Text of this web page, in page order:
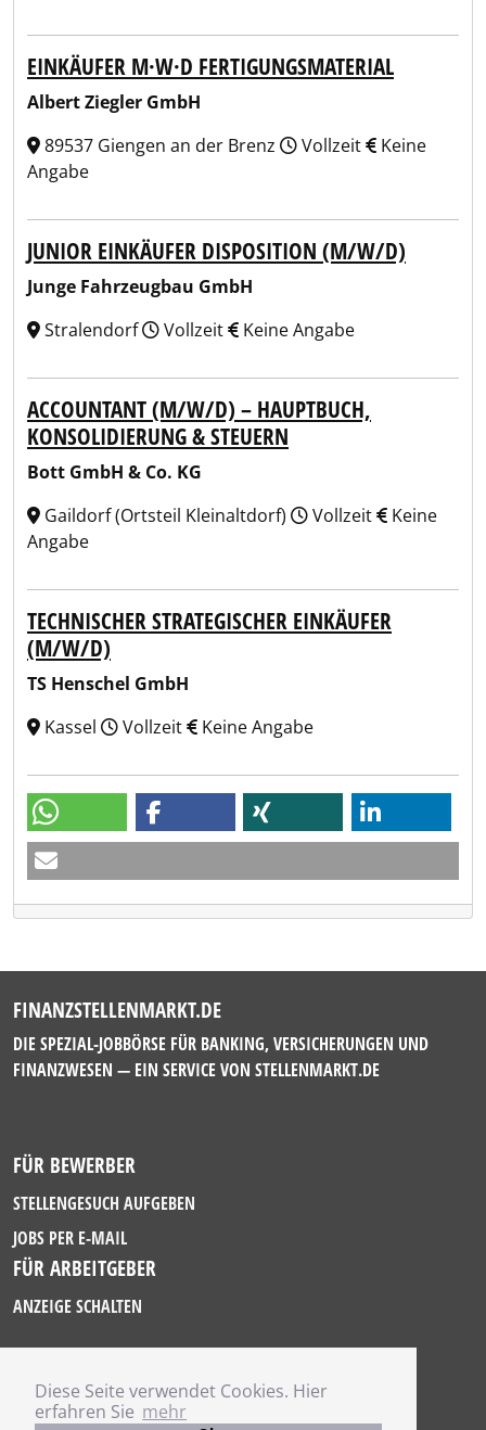
Diese Seite verwendet Cookies. Hier
erfahren Sie mehr
EINKÄUFER M·W·D FERTIGUNGSMATERIAL
Albert Ziegler GmbH
89537 Giengen an der Brenz
Vollzeit
Keine
Angabe
JUNIOR EINKÄUFER DISPOSITION (M/W/D)
Junge Fahrzeugbau GmbH
Stralendorf
Vollzeit Keine Angabe
ACCOUNTANT (M/W/D) – HAUPTBUCH,
KONSOLIDIERUNG & STEUERN
Bott GmbH & Co. KG
Gaildorf (Ortsteil Kleinaltdorf)
Vollzeit
Keine
Angabe
TECHNISCHER STRATEGISCHER EINKÄUFER
(M/W/D)
TS Henschel GmbH
Kassel
Vollzeit Keine Angabe
FINANZSTELLENMARKT.DE
DIE SPEZIAL-JOBBÖRSE FÜR BANKING, VERSICHERUNGEN UND
FINANZWESEN — EIN SERVICE VON STELLENMARKT.DE
FÜR BEWERBER
STELLENGESUCH AUFGEBEN
JOBS PER E-MAIL
FÜR ARBEITGEBER
ANZEIGE SCHALTEN
IMPRESSUM